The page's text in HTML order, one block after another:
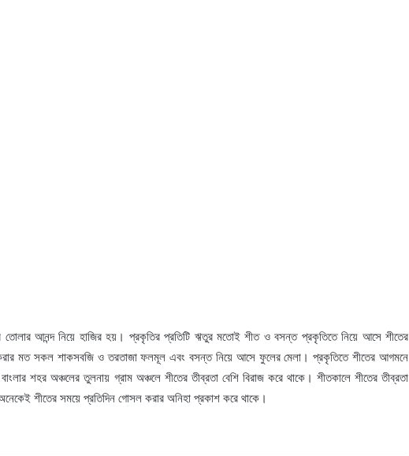
তোলার আনন্দ নিয়ে হাজির হয়। প্রকৃতির প্রতিটি ঋতুর মতোই শীত ও বসন্ত প্রকৃতিতে নিয়ে আসে শীতের
মত সকল শাকসবজি ও তরতাজা ফলমূল এবং বসন্ত নিয়ে আসে ফুলের মেলা। প্রকৃতিতে শীতের আগমনে
শহর অঞ্চলের তুলনায় গ্রাম অঞ্চলে শীতের তীব্রতা বেশি বিরাজ করে থাকে। শীতকালে শীতের তীব্রতা
শীতের সময়ে প্রতিদিন গোসল করার অনিহা প্রকাশ করে থাকে।